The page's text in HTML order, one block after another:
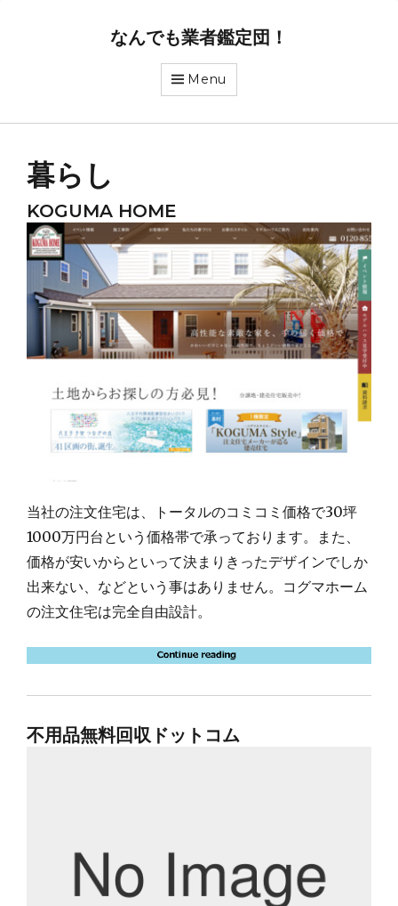
なんでも業者鑑定団！
Menu
暮らし
KOGUMA HOME
当社の注文住宅は、トータルのコミコミ価格で30坪
1000万円台という価格帯で承っております。また、
価格が安いからといって決まりきったデザインでしか
出来ない、などという事はありません。コグマホーム
の注文住宅は完全自由設計。
不用品無料回収ドットコム